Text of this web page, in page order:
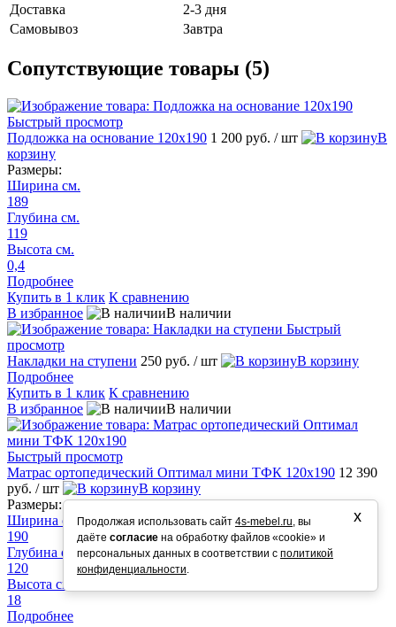
Доставка
2-3 дня
Самовывоз
Завтра
Сопутствующие товары (5)
Быстрый просмотр
Подложка на основание 120х190 1 200 руб. / шт
В
корзину
Размеры:
Ширина см.
189
Глубина см.
119
Высота см.
0,4
Подробнее
Купить в 1 клик К сравнению
В избранное
В наличии
Быстрый
просмотр
Накладки на ступени 250 руб. / шт
В корзину
Подробнее
Купить в 1 клик К сравнению
В избранное
В наличии
Быстрый просмотр
Матрас ортопедический Оптимал мини ТФК 120х190 12 390
руб. / шт
В корзину
Размеры:
Ширина см.
190
Глубина см.
120
Высота см.
18
Подробнее
Продолжая использовать сайт 4s-mebel.ru, вы
даёте согласие на обработку файлов «cookie» и
персональных данных в соответствии с политикой
конфиденциальности.
х